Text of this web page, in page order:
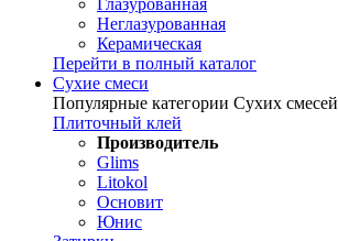
Глазурованная
Неглазурованная
Керамическая
Перейти в полный каталог
Сухие смеси
Популярные категории Сухих смесей
Плиточный клей
Производитель
Glims
Litokol
Основит
Юнис